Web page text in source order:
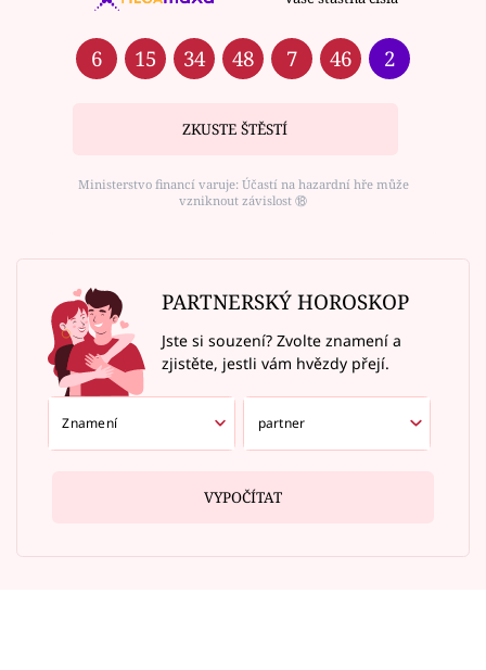
6 15 34 48 7 46 2
ZKUSTE ŠTĚSTÍ
Ministerstvo financí varuje: Účastí na hazardní hře může
vzniknout závislost ⑱
PARTNERSKÝ HOROSKOP
Jste si souzení? Zvolte znamení a
zjistěte, jestli vám hvězdy přejí.
VYPOČÍTAT